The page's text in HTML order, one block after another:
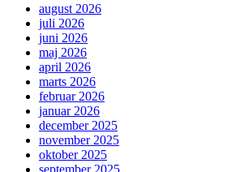
august 2026
juli 2026
juni 2026
maj 2026
april 2026
marts 2026
februar 2026
januar 2026
december 2025
november 2025
oktober 2025
september 2025